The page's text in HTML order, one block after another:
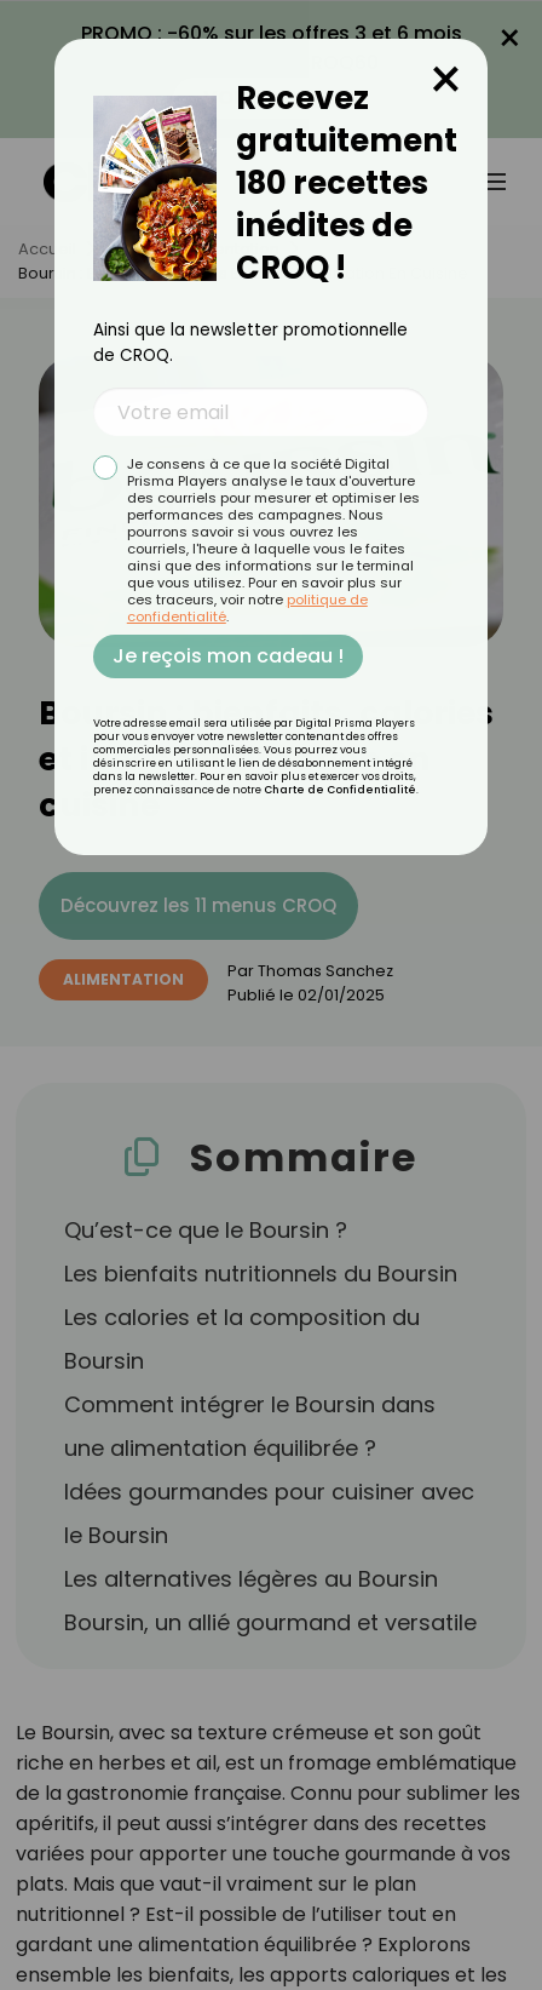
PROMO : -60% sur les offres 3 et 6 mois
VOIR LA PROMO
×
Accueil Actus
Alimentation
Boursin : Bienfaits, Calories Et Idées D’utilisation En Cuisine
Boursin : bienfaits, calories
et idées d’utilisation en
cuisine
Découvrez les 11 menus CROQ
ALIMENTATION ParThomas Sanchez
Publié le 02/01/2025
Sommaire
Qu’est-ce que le Boursin ?
Les bienfaits nutritionnels du Boursin
Les calories et la composition du
Boursin
Comment intégrer le Boursin dans
une alimentation équilibrée ?
Idées gourmandes pour cuisiner avec
le Boursin
Les alternatives légères au Boursin
Boursin, un allié gourmand et versatile
Le Boursin, avec sa texture crémeuse et son goût
riche en herbes et ail, est un fromage emblématique
de la gastronomie française. Connu pour sublimer les
apéritifs, il peut aussi s’intégrer dans des recettes
variées pour apporter une touche gourmande à vos
plats. Mais que vaut-il vraiment sur le plan
nutritionnel ? Est-il possible de l’utiliser tout en
gardant une alimentation équilibrée ? Explorons
ensemble les bienfaits, les apports caloriques et les
Recevez
gratuitement
180 recettes
inédites de
CROQ !
×
Ainsi que la newsletter promotionnelle
de CROQ.
Je consens à ce que la société Digital
Prisma Players analyse le taux d'ouverture
des courriels pour mesurer et optimiser les
performances des campagnes. Nous
pourrons savoir si vous ouvrez les
courriels, l'heure à laquelle vous le faites
ainsi que des informations sur le terminal
que vous utilisez. Pour en savoir plus sur
ces traceurs, voir notre politique de
confidentialité.
Je reçois mon cadeau !
Votre adresse email sera utilisée par Digital Prisma Players
pour vous envoyer votre newsletter contenant des offres
commerciales personnalisées. Vous pourrez vous
désinscrire en utilisant le lien de désabonnement intégré
dans la newsletter. Pour en savoir plus et exercer vos droits,
prenez connaissance de notre Charte de Confidentialité.